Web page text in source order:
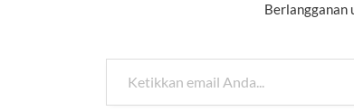
Berlangganan
Ketikkan email Anda...